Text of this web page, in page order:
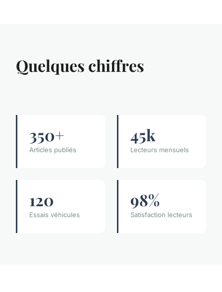
Quelques chiffres
350+
Articles publiés
45k
Lecteurs mensuels
120
Essais véhicules
98%
Satisfaction lecteurs